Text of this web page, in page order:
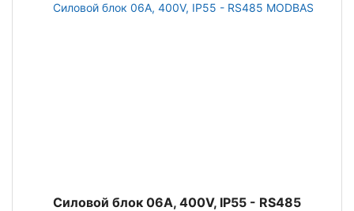
Cиловой блок 06A, 400V, IP55 - RS485